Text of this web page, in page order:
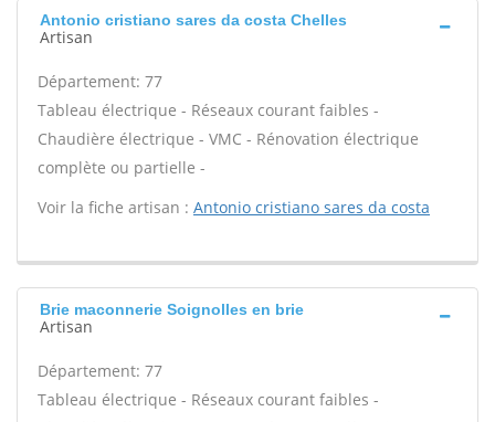
Antonio cristiano sares da costa Chelles
Artisan
Département: 77
Tableau électrique - Réseaux courant faibles -
Chaudière électrique - VMC - Rénovation électrique
complète ou partielle -
Voir la fiche artisan : Antonio cristiano sares da costa
Brie maconnerie Soignolles en brie
Artisan
Département: 77
Tableau électrique - Réseaux courant faibles -